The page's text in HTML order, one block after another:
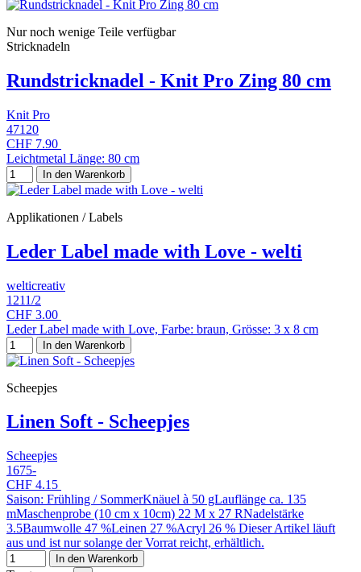
Nur noch wenige Teile verfügbar
Stricknadeln
Rundstricknadel - Knit Pro Zing 80 cm
Knit Pro
47120
CHF 7.90
Leichtmetal Länge: 80 cm
In den Warenkorb
Applikationen / Labels
Leder Label made with Love - welti
welticreativ
1211/2
CHF 3.00
Leder Label made with Love, Farbe: braun, Grösse: 3 x 8 cm
In den Warenkorb
Scheepjes
Linen Soft - Scheepjes
Scheepjes
1675-
CHF 4.15
Saison: Frühling / SommerKnäuel à 50 gLauflänge ca. 135
mMaschenprobe (10 cm x 10cm) 22 M x 27 RNadelstärke
3.5Baumwolle 47 %Leinen 27 %Acryl 26 % Dieser Artikel läuft
aus und ist nur solange der Vorrat reicht, erhältlich.
In den Warenkorb